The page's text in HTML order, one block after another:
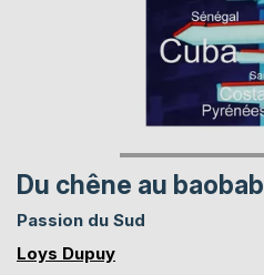
Du chêne au baobab
Passion du Sud
Loys Dupuy